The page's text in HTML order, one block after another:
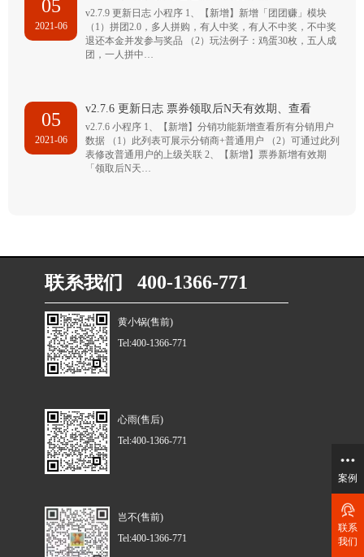
05
2021-06
v2.7.9 更新日志 小程序 1、【新增】新增「团团赚」模块
（1）拼团2.0，多人拼购，有人中奖，有人不中奖，不中奖
退还本金并发参与奖品 （2）玩法例子：鸡蛋30枚，五人成
团，一人拼中…
05
2021-06
v2.7.6 更新日志 票券领取后N天有效期、查看
v2.7.6 小程序 1、【新增】分销功能新增查看所有分销用户
数据 （1）此列表可展示分销商+普通用户 （2）可通过此列
表修改普通用户的上级关联 2、【新增】票券新增有效期
「领取后N天…
联系我们 400-1366-771
黄小锅(售前)
Tel:400-1366-771
心雨(售后)
Tel:400-1366-771
岂不(售前)
Tel:400-1366-771
案例
联系
我们